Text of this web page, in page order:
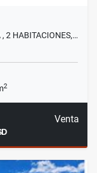
, 2 HABITACIONES,…
2
Venta